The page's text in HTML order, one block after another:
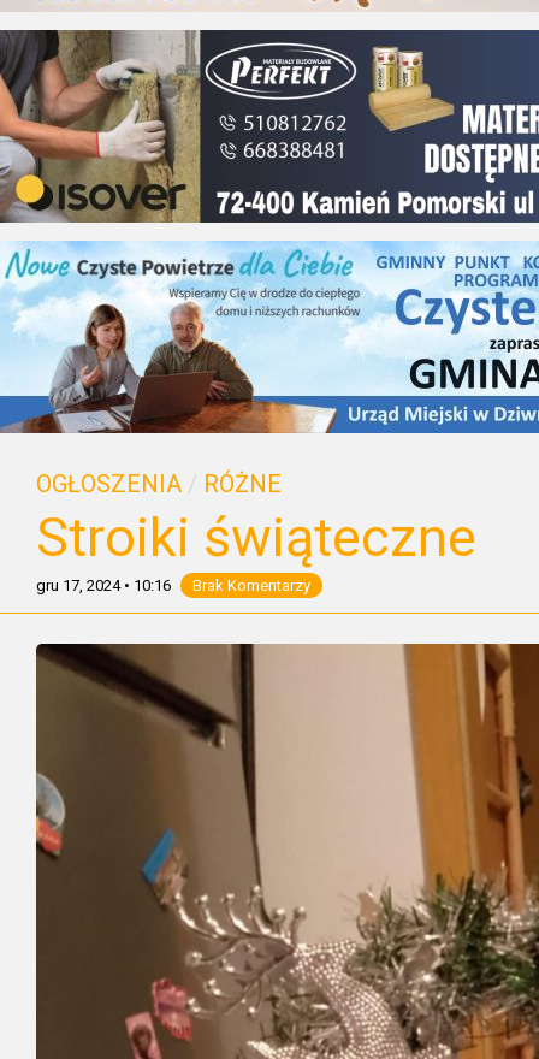
OGŁOSZENIA / RÓŻNE
Stroiki świąteczne
gru 17, 2024• 10:16 Brak Komentarzy